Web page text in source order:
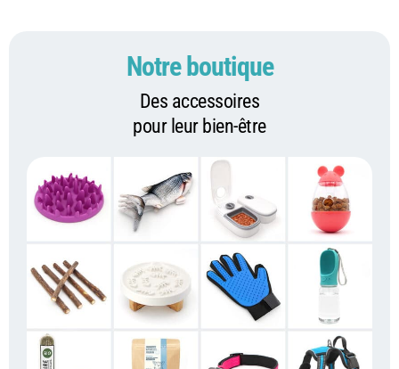
Notre boutique
Des accessoires
pour leur bien-être